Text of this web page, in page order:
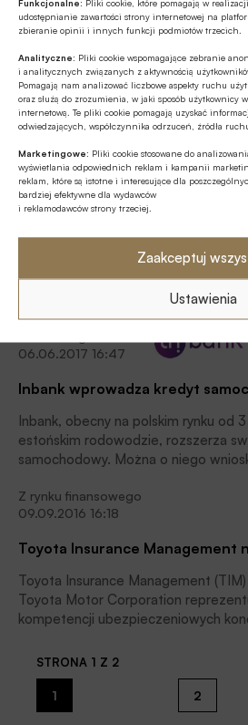
udostępnianie zawartości strony internetowej na
zbieranie opinii i innych funkcji podmiotów trzecich.
Analityczne: Pliki cookie wspomagające zebranie
i analitycznych związanych z aktywnością
Pomagają nam analizować liczbowe aspekty ruchu
oraz służą do zrozumienia, w jaki sposób użytkownicy
internetową. Te pliki cookie pomagają uzyskać
odwiedzających, współczynnika odrzuceń, źródła
Marketingowe: Pliki cookie stosowane do
wyświetlania odpowiednich reklam i kampanii
reklam, które są istotne i interesujące dla
bardziej efektywne dla wydawców
i reklamodawców strony trzeciej.
Zaakceptuj
Ustawienia
wzrost rynku wynajmu
Polsce
Według danych opublikowanych
Wynajmu i Leasingu Pojazdów
bieżącego roku był rekordowy dla
długoterminowego samochodów w
to najwyższa wartość w historii,
06.06.2017 16:59
Cytat dnia 2017.06.06 – Maciej
Marchewicz
Wiele osób planujących zakup
samochodu, niezależnie czy jest to
nabycie auta prosto z salonu, czy z
drugiej ręki, nie jest w stanie pokryć
tego wydatku z własnych
i potrzebuje wsparcia finansowego.
Z rynku
06.06.2017 16:47
Inbank wprowadza kredyt
Inbank, obecny na polskim rynku od
estońskim rodowodzie, rozszerza
samochodowy. Można o niego
rozwiązań, przynosząc wiele korzyści
samochodu, ale także jednośladów
bank udziela go bez zabezpieczeń
przy tego rodzaju produktach.
kredytowego przebiega całkowicie
podpisanie umowy oraz wypłata
Z rynku finansowego
09.09.2016 16:18
Toyota Insurance Management
Toyota Insurance Management
Toyota Motor Corporation
kompetencji ubezpieczeniowych
produkty ubezpieczeniowe w
kanałów dystrybucji sieci
Aktualnie oferuje dwa produkty –
Kredytu (CPI Premium) oraz
STRONA 1 Z 2
1 2